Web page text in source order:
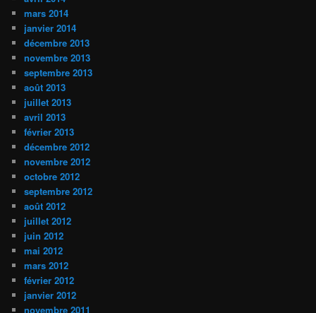
mars 2014
janvier 2014
décembre 2013
novembre 2013
septembre 2013
août 2013
juillet 2013
avril 2013
février 2013
décembre 2012
novembre 2012
octobre 2012
septembre 2012
août 2012
juillet 2012
juin 2012
mai 2012
mars 2012
février 2012
janvier 2012
novembre 2011